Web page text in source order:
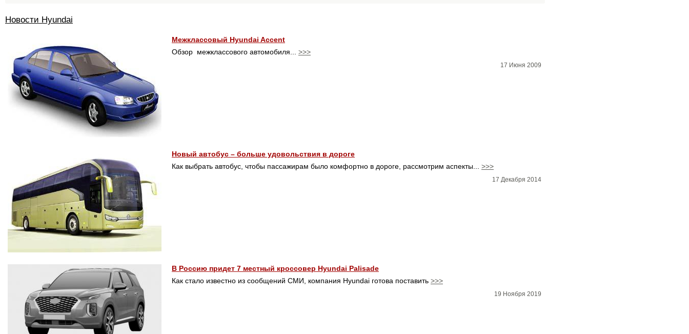
Новости Hyundai
Межклассовый Hyundai Accent
Обзор межклассового автомобиля... >>>
17 Июня 2009
Новый автобус – больше удовольствия в дороге
Как выбрать автобус, чтобы пассажирам было комфортно в дороге, рассмотрим аспекты... >>>
17 Декабря 2014
В Россию придет 7 местный кроссовер Hyundai Palisade
Как стало известно из сообщений СМИ, компания Hyundai готова поставить >>>
19 Ноября 2019